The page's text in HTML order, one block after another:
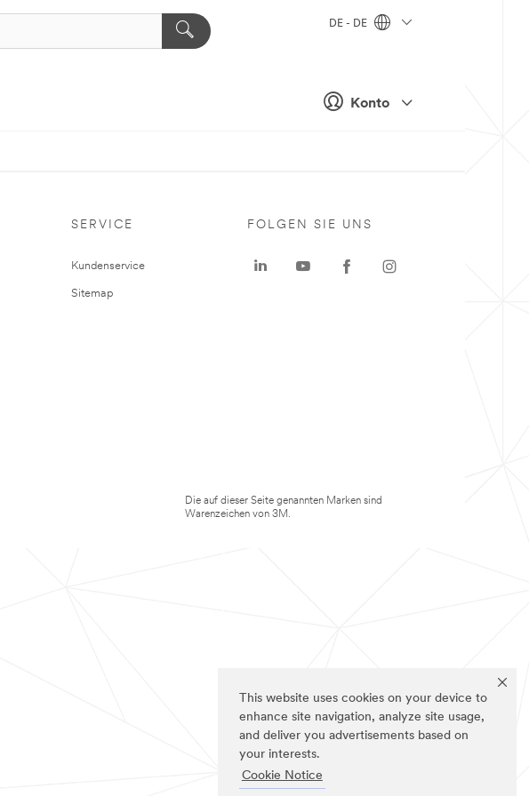
This website uses cookies on your device to
enhance site navigation, analyze site usage,
and deliver you advertisements based on
your interests.
Cookie Notice
Konto
DE - DE
SERVICE
Kundenservice
Sitemap
FOLGEN SIE UNS
Die auf dieser Seite genannten Marken sind
Warenzeichen von 3M.